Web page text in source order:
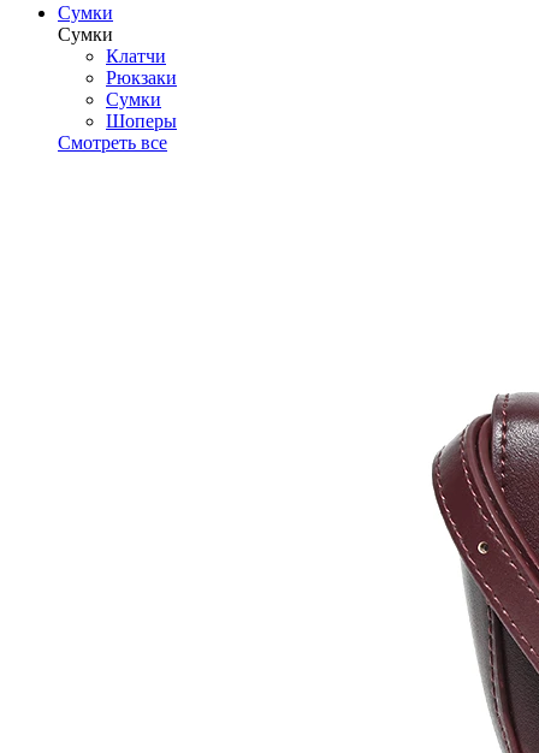
Сумки
Сумки
Клатчи
Рюкзаки
Сумки
Шоперы
Смотреть все